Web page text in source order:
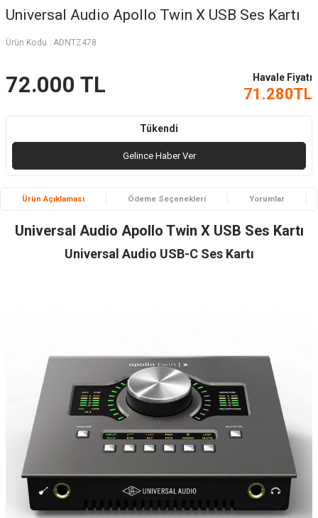
Universal Audio Apollo Twin X USB Ses Kartı
Ürün Kodu : ADNTZ478
72.000 TL Havale Fiyatı
71.280TL
Tükendi
Gelince Haber Ver
Ürün Açıklaması Ödeme Seçenekleri Yorumlar
Universal Audio Apollo Twin X USB Ses Kartı
Universal Audio USB-C Ses Kartı